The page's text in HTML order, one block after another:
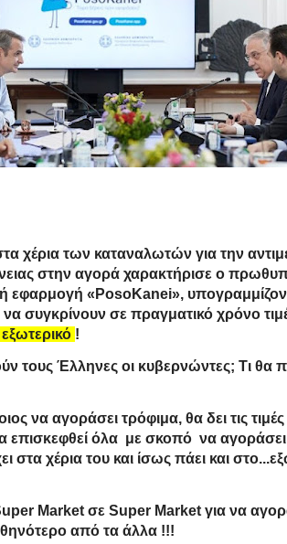
χέρια των καταναλωτών για την
στην αγορά χαρακτήρισε ο
εφαρμογή «PosoKanei»,
συγκρίνουν σε πραγματικό χρόνο
!
τους Έλληνες οι κυβερνώντες; Τι θα
να αγοράσει τρόφιμα, θα δει τις
επισκεφθεί όλα με σκοπό να
στα χέρια του και ίσως πάει και
Market σε Super Market για να
από τα άλλα !!!